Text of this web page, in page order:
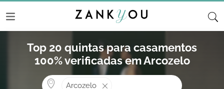
Top 20 quintas para casamentos
100% verificadas em Arcozelo
Arcozelo